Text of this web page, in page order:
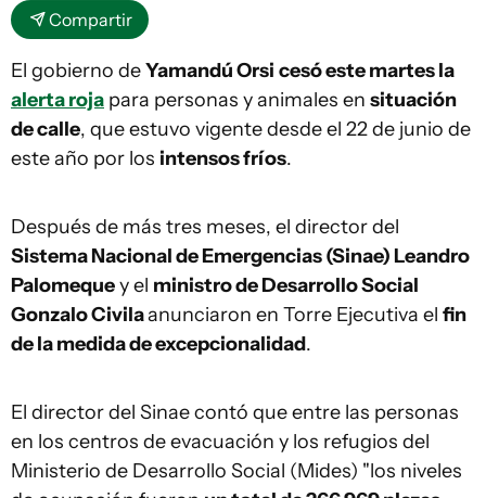
Compartir
El gobierno deYamandú Orsi cesó este martes la
alerta roja para personas y animales en situación
de calle, que estuvo vigente desde el 22 de junio de
este año por los intensos fríos.
Después de más tres meses, el director del
Sistema Nacional de Emergencias (Sinae) Leandro
Palomequey el ministro de Desarrollo Social
Gonzalo Civilaanunciaron en Torre Ejecutiva el fin
de la medida de excepcionalidad.
El director del Sinae contó que entre las personas
en los centros de evacuación y los refugios del
Ministerio de Desarrollo Social (Mides) "los niveles